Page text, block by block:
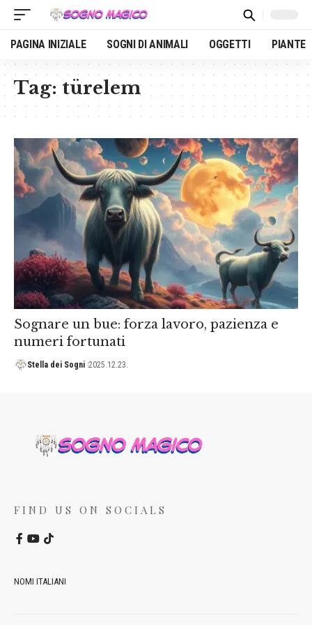
PAGINA INIZIALE SOGNI DI ANIMALI OGGETTI PIANTE
Tag: türelem
Sognare un bue: forza lavoro, pazienza e
numeri fortunati
Stella dei Sogni 2025.12.23.
FIND US ON SOCIALS
NOMI ITALIANI